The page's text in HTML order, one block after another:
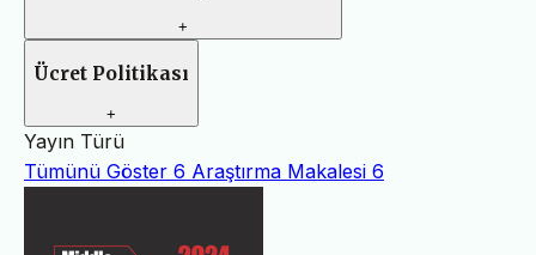
+
Ücret Politikası
+
Yayın Türü
Tümünü Göster 6 Araştırma Makalesi 6